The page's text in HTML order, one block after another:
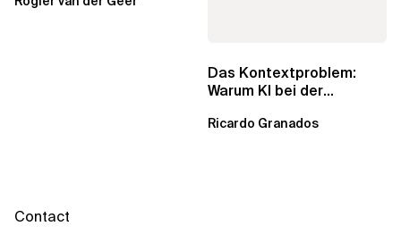
Agenten-Systeme
Das Kontextproblem:
Warum KI bei der
versagt
Ricardo Granados
Contact